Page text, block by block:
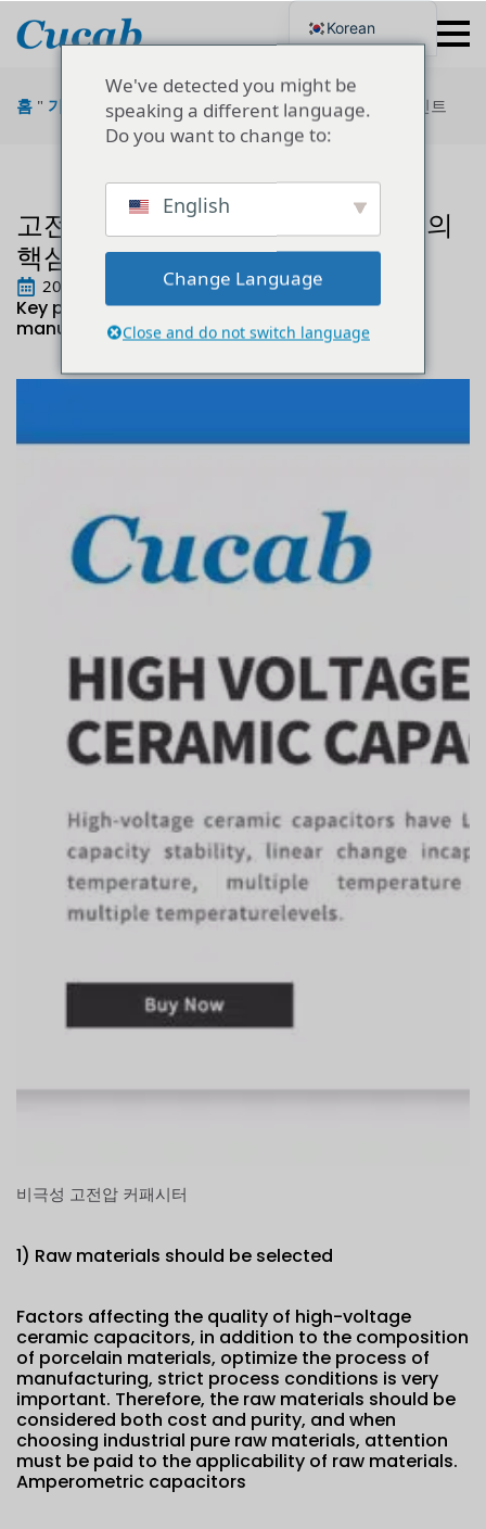
홈 " 기술 고전압 세라믹 커패시터 제조 공정의 핵심 포인트
고전압 세라믹 커패시터 제조 공정의
핵심 포인트
2022년 7월 20일
Key points of high voltage ceramic capacitor
manufacturing process:
비극성 고전압 커패시터
1) Raw materials should be selected
Factors affecting the quality of high-voltage
ceramic capacitors, in addition to the composition
of porcelain materials, optimize the process of
manufacturing, strict process conditions is very
important. Therefore, the raw materials should be
considered both cost and purity, and when
choosing industrial pure raw materials, attention
must be paid to the applicability of raw materials.
Amperometric capacitors
We've detected you might be
speaking a different language.
Do you want to change to:
English
Change Language
Close and do not switch language
Korean
Japanese
Portuguese
French
German
Russian
Polish
Turkish
Ukrainian